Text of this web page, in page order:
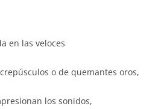
en las veloces
o de quemantes oros,
los sonidos,